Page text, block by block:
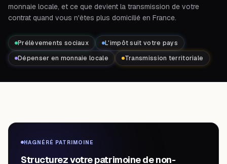
monnaie locale, et ce que devient la transmission de votre
contrat quand vous n'êtes plus domicilié en France.
Prélèvements sociaux
L'impôt suit votre pays
Dépenser en monnaie locale
Transmission territoriale
HAGNÉRÉ PATRIMOINE
Structurez votre patrimoine de non-